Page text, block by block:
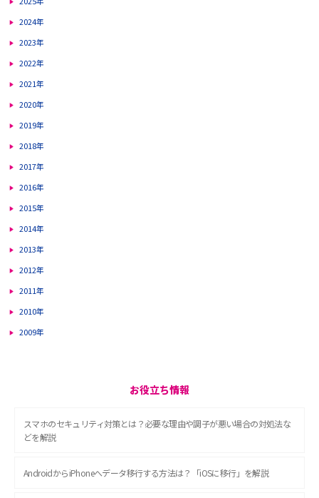
2024年
2023年
2022年
2021年
2020年
2019年
2018年
2017年
2016年
2015年
2014年
2013年
2012年
2011年
2010年
2009年
お役立ち情報
スマホのセキュリティ対策とは？必要な理由や調子が悪い場合の対処法な
どを解説
AndroidからiPhoneへデータ移行する方法は？「iOSに移行」を解説